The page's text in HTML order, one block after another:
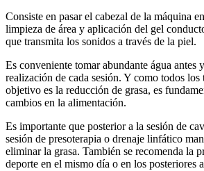
Consiste en pasar el cabezal de la máquina
limpieza de área y aplicación del gel
que transmita los sonidos a través de la piel.
Es conveniente tomar abundante água antes
realización de cada sesión. Y como todos los
objetivo es la reducción de grasa, es
cambios en la alimentación.
Es importante que posterior a la sesión de
sesión de presoterapia o drenaje linfático
eliminar la grasa. También se recomenda la
deporte en el mismo día o en los posteriores